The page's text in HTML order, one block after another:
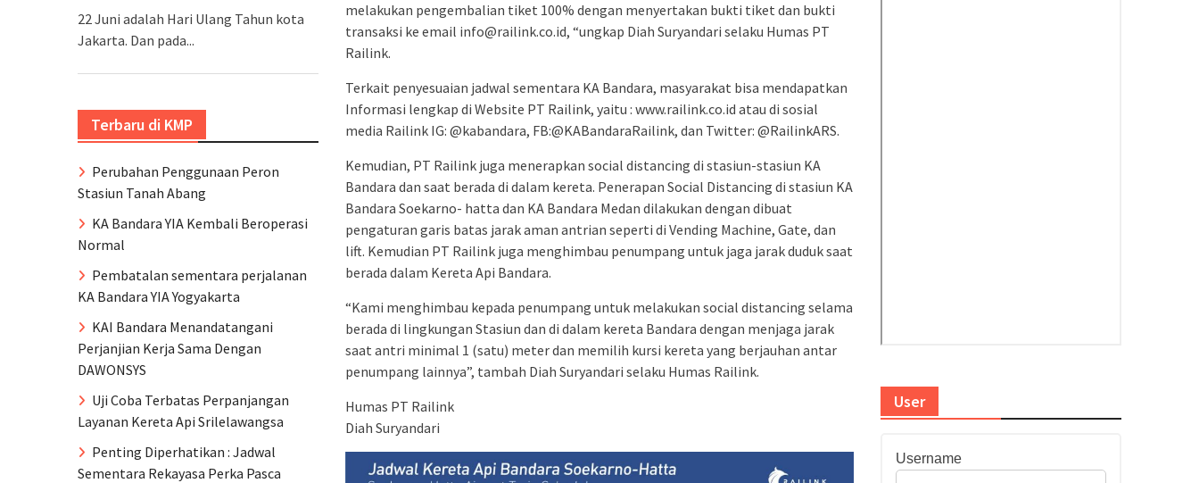
melakukan pengembalian tiket 100% dengan menyertakan bukti tiket dan bukti
transaksi ke email info@railink.co.id, “ungkap Diah Suryandari selaku Humas PT
Railink.
Terkait penyesuaian jadwal sementara KA Bandara, masyarakat bisa mendapatkan
Informasi lengkap di Website PT Railink, yaitu : www.railink.co.id atau di sosial
media Railink IG: @kabandara, FB:@KABandaraRailink, dan Twitter: @RailinkARS.
Kemudian, PT Railink juga menerapkan social distancing di stasiun-stasiun KA
Bandara dan saat berada di dalam kereta. Penerapan Social Distancing di stasiun KA
Bandara Soekarno- hatta dan KA Bandara Medan dilakukan dengan dibuat
pengaturan garis batas jarak aman antrian seperti di Vending Machine, Gate, dan
lift. Kemudian PT Railink juga menghimbau penumpang untuk jaga jarak duduk saat
berada dalam Kereta Api Bandara.
“Kami menghimbau kepada penumpang untuk melakukan social distancing selama
berada di lingkungan Stasiun dan di dalam kereta Bandara dengan menjaga jarak
saat antri minimal 1 (satu) meter dan memilih kursi kereta yang berjauhan antar
penumpang lainnya”, tambah Diah Suryandari selaku Humas Railink.
Humas PT Railink
Diah Suryandari
User
Username
22 Juni adalah Hari Ulang Tahun kota
Jakarta. Dan pada...
Terbaru di KMP
Perubahan Penggunaan Peron
Stasiun Tanah Abang
KA Bandara YIA Kembali Beroperasi
Normal
Pembatalan sementara perjalanan
KA Bandara YIA Yogyakarta
KAI Bandara Menandatangani
Perjanjian Kerja Sama Dengan
DAWONSYS
Uji Coba Terbatas Perpanjangan
Layanan Kereta Api Srilelawangsa
Penting Diperhatikan : Jadwal
Sementara Rekayasa Perka Pasca